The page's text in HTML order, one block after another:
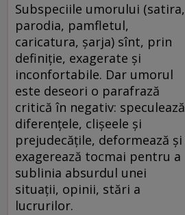
Subspeciile umorului (satira,
parodia, pamfletul,
caricatura, șarja) sînt, prin
definiție, exagerate și
inconfortabile. Dar umorul
este deseori o parafrază
critică în negativ: speculează
diferențele, clișeele și
prejudecățile, deformează și
exagerează tocmai pentru a
sublinia absurdul unei
situații, opinii, stări a
lucrurilor.